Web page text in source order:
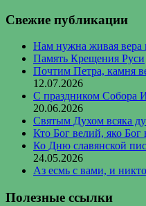
Свежие публикации
Нам нужна живая вера
Память Крещения Руси
Почтим Петра, камня
12.07.2026
С праздником Собора
20.06.2026
Святым Духом всяка
Кто Бог велий, яко Бог
Ко Дню славянской
24.05.2026
Аз есмь с вами, и
Полезные ссылки